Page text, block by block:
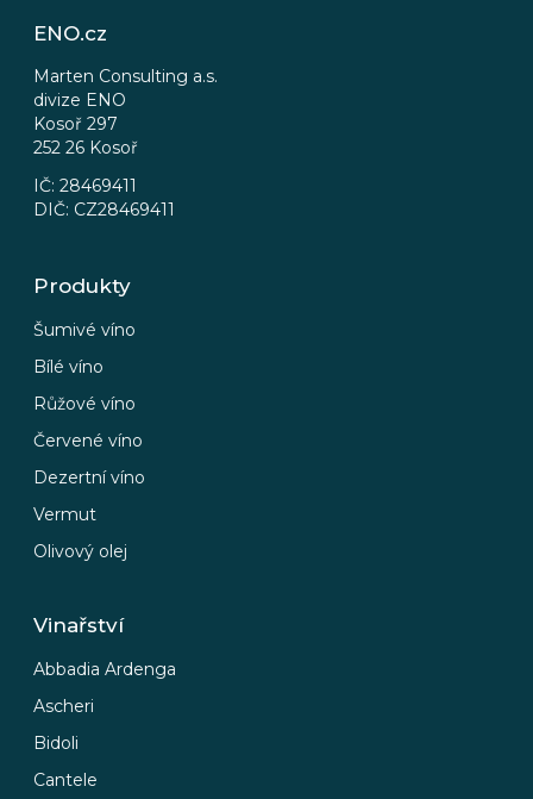
ENO.cz
Marten Consulting a.s.
divize ENO
Kosoř 297
252 26 Kosoř
IČ: 28469411
DIČ: CZ28469411
Produkty
Šumivé víno
Bílé víno
Růžové víno
Červené víno
Dezertní víno
Vermut
Olivový olej
Vinařství
Abbadia Ardenga
Ascheri
Bidoli
Cantele